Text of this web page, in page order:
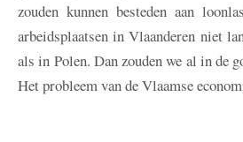
zouden kunnen besteden aan
arbeidsplaatsen in Vlaanderen niet
als in Polen. Dan zouden we al in de
Het probleem van de Vlaamse